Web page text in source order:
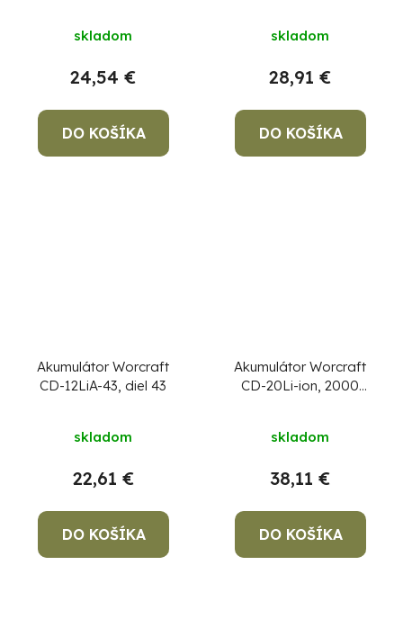
skladom
24,54 €
DO KOŠÍKA
skladom
28,91 €
DO KOŠÍKA
Akumulátor Worcraft
CD-12LiA-43, diel 43
skladom
22,61 €
DO KOŠÍKA
Akumulátor Worcraft
CD-20Li-ion, 2000
skladom
38,11 €
DO KOŠÍKA